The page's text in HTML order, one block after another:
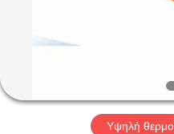
ΠΕΡΊΠΟΥ
ΕΜΕΊΣ
Υψηλή